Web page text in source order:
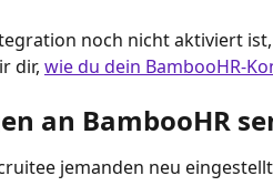
noch nicht aktiviert
dir, wie du dein BambooHR-
an BambooHR
jemanden neu